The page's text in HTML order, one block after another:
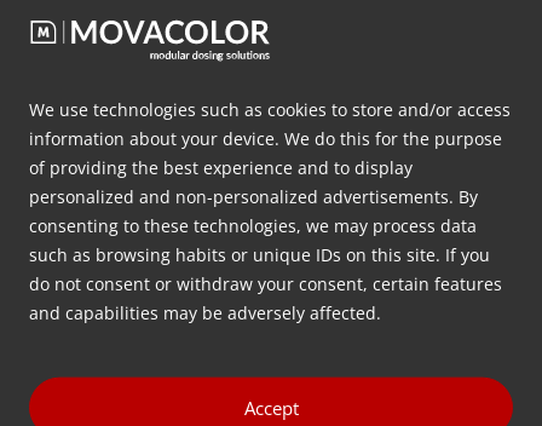
We use technologies such as cookies to store and/or access
information about your device. We do this for the purpose
of providing the best experience and to display
personalized and non-personalized advertisements. By
consenting to these technologies, we may process data
such as browsing habits or unique IDs on this site. If you
do not consent or withdraw your consent, certain features
and capabilities may be adversely affected.
Accept
Wilt ugratis adviesover
gravimetrische
doseertechnologie?
Laat hieronder uw contactgegevens achter en wij
nemen zo spoedig mogelijk contact met u op.
(Vereist)